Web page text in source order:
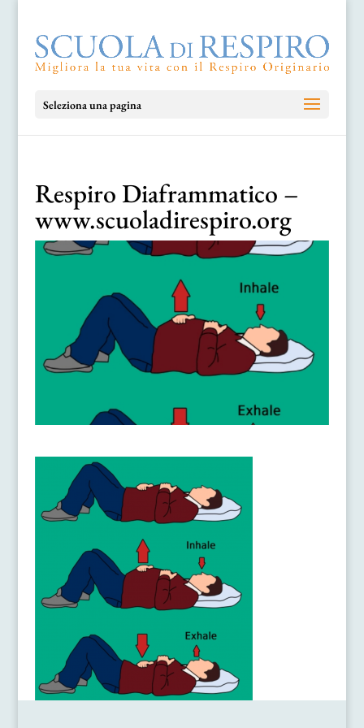
Seleziona una pagina
Respiro Diaframmatico –
www.scuoladirespiro.org